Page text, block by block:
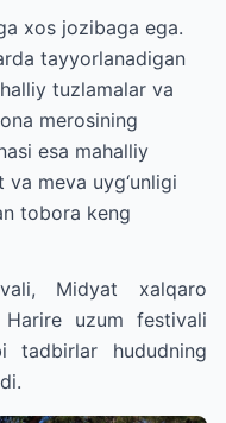
xos jozibaga ega.
tayyorlanadigan
tuzlamalar va
merosining
esa mahalliy
meva uyg‘unligi
tobora keng
Midyat xalqaro
uzum festivali
tadbirlar hududning